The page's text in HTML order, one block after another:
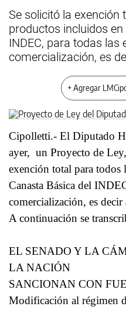
Se solicitó la exención
productos incluidos
INDEC, para todas las
comercialización, es
+ Agregar
Cipolletti.- El Diputado
ayer, un Proyecto de
exención total para
Canasta Básica del
comercialización, es
A continuación se
EL SENADO Y LA
LA NACIÓN
SANCIONAN CON
Modificación al régimen